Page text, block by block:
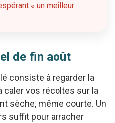
« un meilleur
de fin août
consiste à regarder la
caler vos récoltes sur la
sèche, même courte. Un
suffit pour arracher